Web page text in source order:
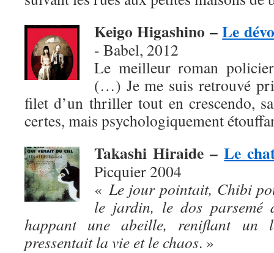
Keigo Higashino –Le
- Babel, 2012
Le meilleur roman
(…) Je me suis retrouvé
filet d’un thriller tout en crescendo,
certes, mais psychologiquement
Takashi Hiraide –Le
Picquier 2004
« Le jour pointait, Chibi
le jardin, le dos parsemé
happant une abeille, reniflant un
pressentait la vie et le chaos. »